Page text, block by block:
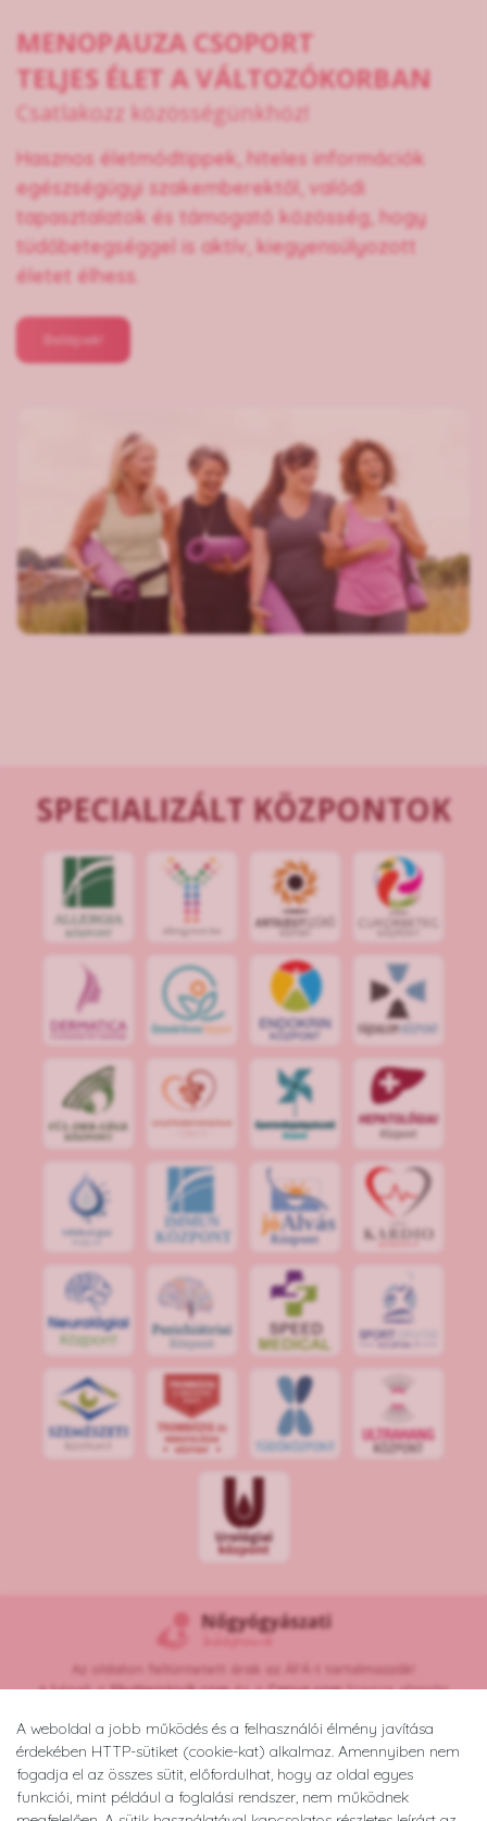
A weboldal a jobb működés és a felhasználói élmény javítása
érdekében HTTP-sütiket (cookie-kat) alkalmaz. Amennyiben nem
fogadja el az összes sütit, előfordulhat, hogy az oldal egyes
funkciói, mint például a foglalási rendszer, nem működnek
MENOPAUZA CSOPORT
TELJES ÉLET A VÁLTOZÓKORBAN
Csatlakozz közösségünkhöz!
Hasznos életmódtippek, hiteles információk
egészségügyi szakemberektől, valódi
tapasztalatok és támogató közösség, hogy
tüdőbetegséggel is aktív, kiegyensúlyozott
életet élhess.
Belépek!
SPECIALIZÁLT KÖZPONTOK
IMMUN
KÖZPONT
jóAlvás
Központ
SPOR
Az oldalon feltüntetett árak az ÁFÁ-t tartalmazzák!
A képek aShutterstock.comés aCanva.comlicence alapján
Copyright © 2026 •nogyogyaszatikozpont.hu
Minden jog fenntartva.
Developed byAppon&György Nándor